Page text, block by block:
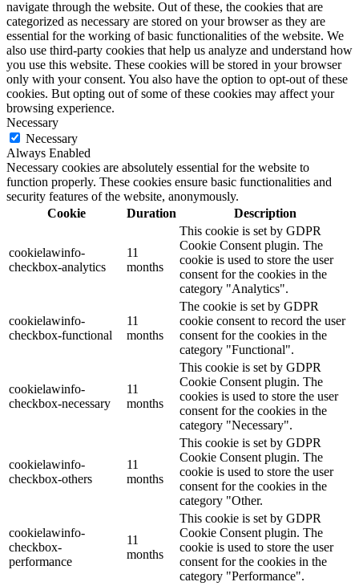
navigate through the website. Out of these, the cookies that are
categorized as necessary are stored on your browser as they are
essential for the working of basic functionalities of the website. We
also use third-party cookies that help us analyze and understand how
you use this website. These cookies will be stored in your browser
only with your consent. You also have the option to opt-out of these
cookies. But opting out of some of these cookies may affect your
browsing experience.
Necessary
Necessary
Always Enabled
Necessary cookies are absolutely essential for the website to
function properly. These cookies ensure basic functionalities and
security features of the website, anonymously.
Cookie
Duration Description
cookielawinfo-
checkbox-analytics
11
months
This cookie is set by GDPR
Cookie Consent plugin. The
cookie is used to store the user
consent for the cookies in the
category "Analytics".
cookielawinfo-
checkbox-functional
11
months
The cookie is set by GDPR
cookie consent to record the user
consent for the cookies in the
category "Functional".
cookielawinfo-
checkbox-necessary
11
months
This cookie is set by GDPR
Cookie Consent plugin. The
cookies is used to store the user
consent for the cookies in the
category "Necessary".
cookielawinfo-
checkbox-others
11
months
This cookie is set by GDPR
Cookie Consent plugin. The
cookie is used to store the user
consent for the cookies in the
category "Other.
cookielawinfo-
checkbox-
performance
11
months
This cookie is set by GDPR
Cookie Consent plugin. The
cookie is used to store the user
consent for the cookies in the
category "Performance".